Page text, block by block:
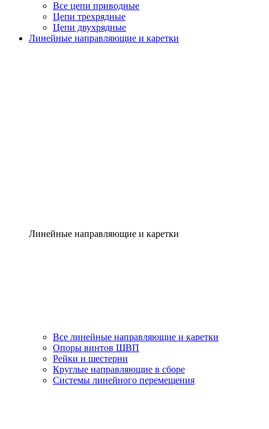
Все цепи приводные
Цепи трехрядные
Цепи двухрядные
Линейные направляющие и каретки
Линейные направляющие и каретки
Все линейные направляющие и каретки
Опоры винтов ШВП
Рейки и шестерни
Круглые направляющие в сборе
Системы линейного перемещения